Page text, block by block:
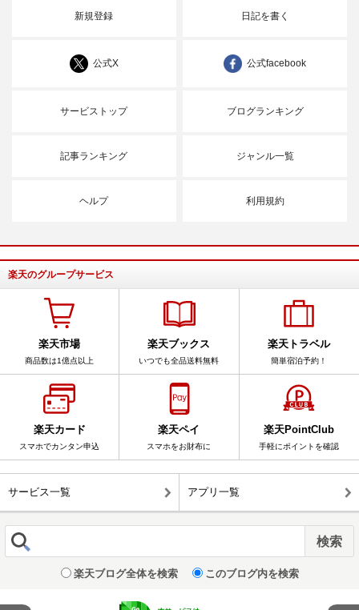
新規登録 日記を書く
公式X 公式facebook
サービストップ ブログランキング
記事ランキング ジャンル一覧
ヘルプ 利用規約
楽天のグループサービス
楽天市場
商品数は1億点以上
楽天ブックス
いつでも全品送料無料
楽天トラベル
簡単宿泊予約！
楽天カード
スマホでカンタン申込
楽天ペイ
スマホをお財布に
楽天PointClub
手軽にポイントを確認
サービス一覧 アプリ一覧
楽天ブログ全体を検索 このブログ内を検索